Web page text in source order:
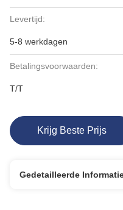
Levertijd:
5-8 werkdagen
Betalingsvoorwaarden:
T/T
Krijg Beste Prijs
Gedetailleerde